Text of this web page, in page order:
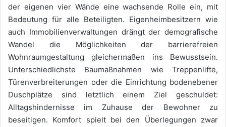
der eigenen vier Wände eine wachsende Rolle ein, mit
Bedeutung für alle Beteiligten. Eigenheimbesitzern wie
auch Immobilienverwaltungen drängt der demografische
Wandel die Möglichkeiten der barrierefreien
Wohnraumgestaltung gleichermaßen ins Bewusstsein.
Unterschiedlichste Baumaßnahmen wie Treppenlifte,
Türenverbreiterungen oder die Einrichtung bodenebener
Duschplätze sind letztlich einem Ziel geschuldet:
Alltagshindernisse im Zuhause der Bewohner zu
beseitigen. Komfort spielt bei den Überlegungen zwar